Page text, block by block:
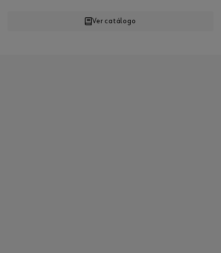
Ver catálogo